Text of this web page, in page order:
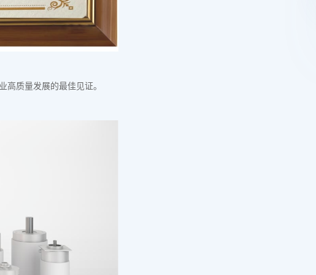
质量发展的最佳见证。